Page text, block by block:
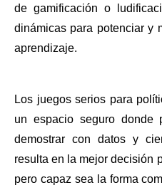
de gamificación o
dinámicas para potenciar y
aprendizaje.
Los juegos serios para
un espacio seguro donde
demostrar con datos y
resulta en la mejor decisión
pero capaz sea la forma